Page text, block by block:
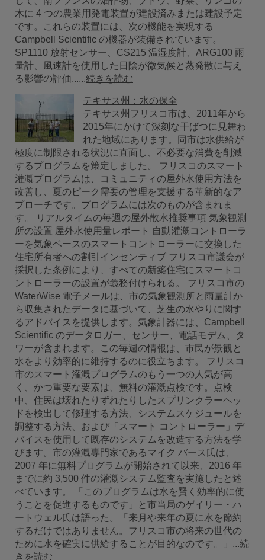
木に 4 つの農業用発電装置が建設済みまたは建設予定
です。これらの装置には、次の機能を実現する
Campbell Scientific の機器が装備されています。
SP1110 放射センサー、CS215 温湿度計、ARG100 雨
量計、風速計を使用した日陰が微気候と蒸発散に与え
る影響の評価......続きを読む
テキサス州：水の保全
テキサス州フリスコ市は、2011年から
2015年にかけて深刻な干ばつに見舞わ
れた地域にあります。同市は水供給が
極度に制限される状況に直面し、不必要な消費を削減
するプログラムを策定しました。 フリスコのスマート
灌漑プログラムは、コミュニティの屋外水使用方法を
改善し、夏のピーク需要の管理を支援する革新的なア
プローチです。プログラムには次のものが含まれま
す。 リアルタイムの毎週の屋外散水推奨事項 気象観測
所の設置 屋外水使用量レポート 自動灌漑コントローラ
ーを気象ベースのスマートコントローラーに交換した
住宅所有者への割引インセンティブ フリスコ市議会が
採択した条例により、すべての新築住宅にスマートコ
ントローラーの設置が義務付けられる。 フリスコ市の
WaterWise 電子メールは、市の気象観測所と雨量計か
ら収集されたデータに基づいて、芝生の水やりに関す
るアドバイスを提供します。気象計器には、Campbell
Scientific のデータロガー、センサー、電話モデム、タ
ワーが含まれます。この毎週の情報は、市民が景観と
水をより効率的に維持するのに役立ちます。 フリスコ
市のスマート灌漑プログラムのもう一つの人気が高
く、かつ重要な要素は、無料の灌漑点検です。点検
中、住民は壊れたりずれたりしたスプリンクラーヘッ
ドを検出して修理する方法、システムスケジュールを
調整する方法、および「スマート コントローラー」デ
バイスを使用して既存のシステムを改造する方法を学
びます。市の灌漑専門家であるマイク バース氏は、
2007 年に無料プログラムが開始されて以来、2016 年
までに約 3,500 件の灌漑システム監査を実施したと述
べています。 「このプログラムは水を賢く効率的に使
うことを促進するものです」と市当局のゲイリー・ハ
ートウェル氏は語った。「来月や来年の夏に水を節約
するだけではありません。フリスコ市の将来の世代の
ために水を確実に供給することが目的なのです。」...続
きを読む